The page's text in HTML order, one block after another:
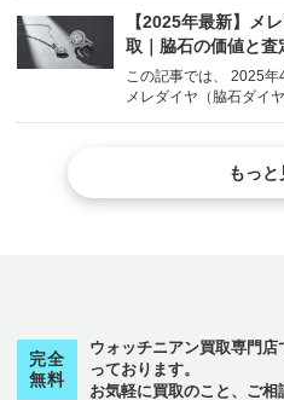
影響するのかを、ウォ
解説しま
【2025年最新】メ
取｜脇石の価値と査
この記事では、 2025年
メレダイヤ（脇石ダイ
もっと
完全
無料
ウォッチニアン買取専門
っております。
お気軽に買取のこと、ご相